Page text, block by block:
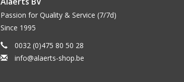
Passion for Quality & Service (7/7d)
Since 1995
0032 (0)475 80 50 28
info@alaerts-shop.be